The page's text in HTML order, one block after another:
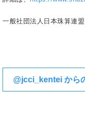
一般社団法人日本珠算連
@jcci_kentei から